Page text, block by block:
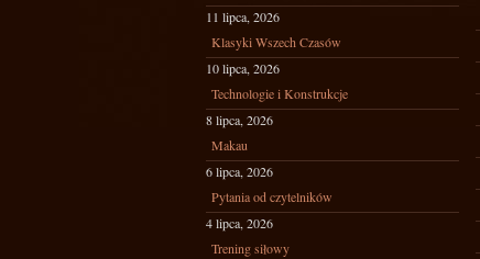
11 lipca, 2026
Klasyki Wszech Czasów
10 lipca, 2026
Technologie i Konstrukcje
8 lipca, 2026
Makau
6 lipca, 2026
Pytania od czytelników
4 lipca, 2026
Trening siłowy